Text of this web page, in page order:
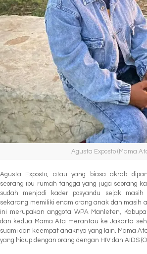
Agusta Exposto (Mama
Agusta Exposto, atau yang biasa akrab
seorang ibu rumah tangga yang juga seorang
sudah menjadi kader posyandu sejak
sekarang memiliki enam orang anak dan masih
ini merupakan anggota WPA Manleten,
dan kedua Mama Ata merantau ke Jakarta
suami dan keempat anaknya yang lain. Mama
yang hidup dengan orang dengan HIV dan AIDS